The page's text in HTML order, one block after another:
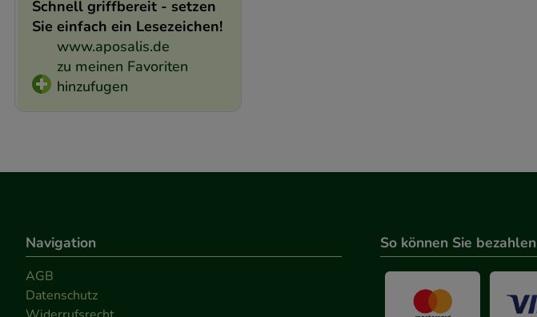
Schnell griffbereit - setzen
Sie einfach ein Lesezeichen!
www.aposalis.de
zu meinen Favoriten
hinzufugen
Navigation
AGB
Datenschutz
So können Sie bezahlen